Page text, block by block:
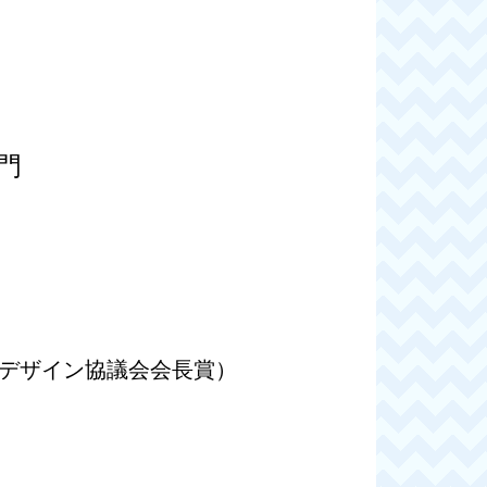
ザイン協議会会長賞）